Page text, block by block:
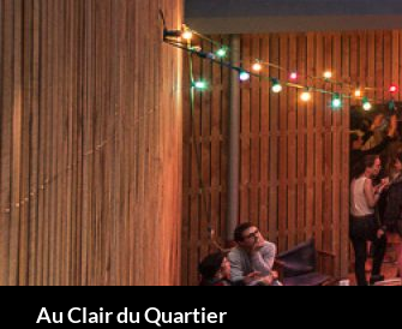
Au Clair du Quartier